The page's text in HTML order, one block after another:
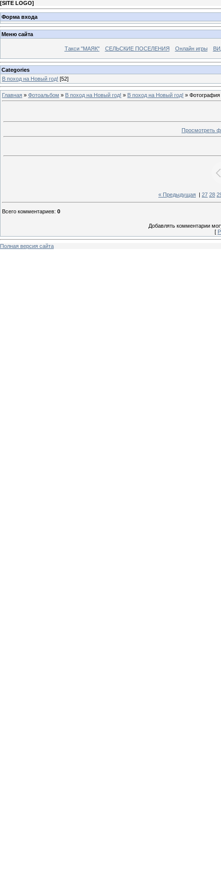
[SITE LOGO]
Форма входа
Меню сайта
Такси "МАЯК" СЕЛЬСКИЕ ПОСЕЛЕНИЯ Онлайн игры
Categories
В поход на Новый год! [52]
Главная » Фотоальбом » В поход на Новый год! » В поход на Новый год! » Фотография
Просмотреть
« Предыдущая 27 28
Всего комментариев: 0
Добавлять комментарии
[
Полная версия сайта